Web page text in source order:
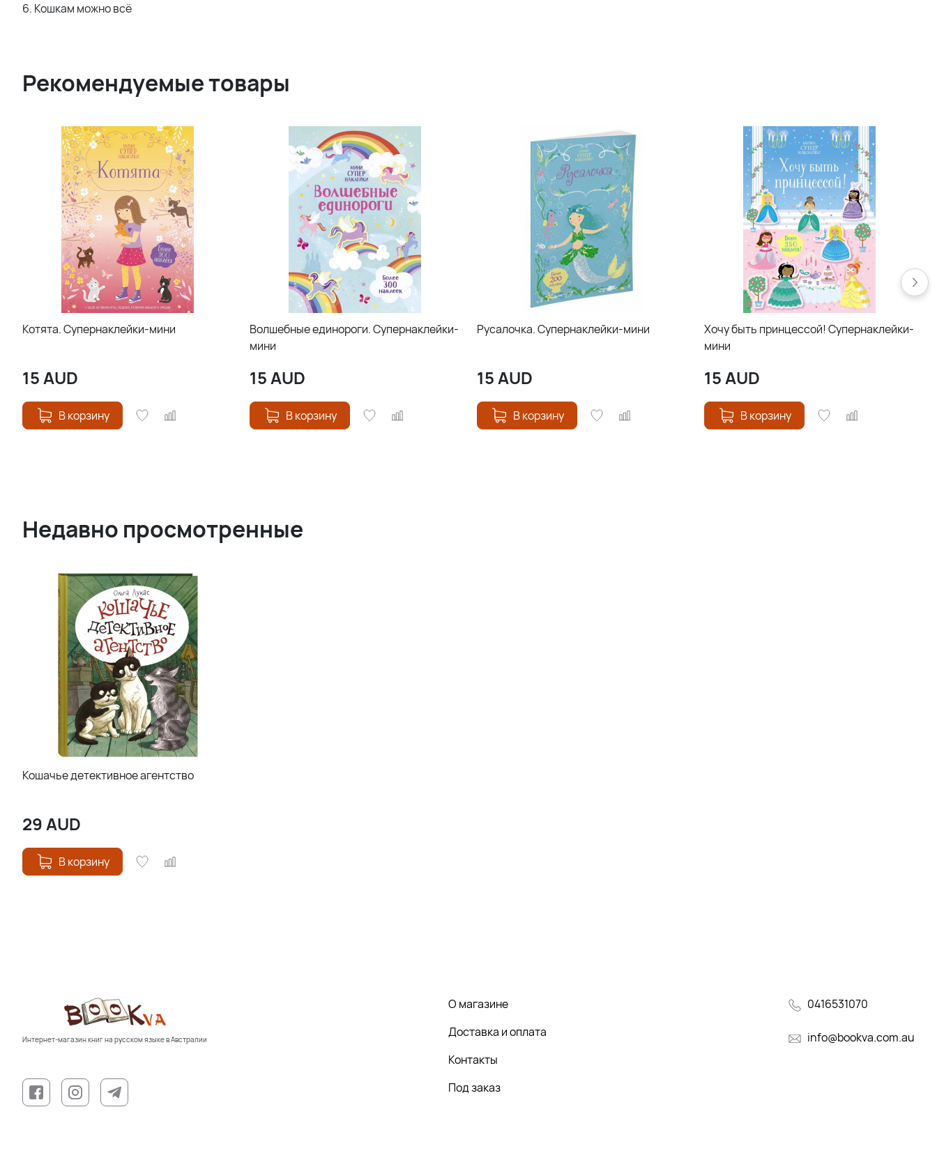
6. Кошкам можно всё
Рекомендуемые товары
Котята. Супернаклейки-мини
15AUD
В корзину
Волшебные единороги. Супернаклейки-
мини
15AUD
В корзину
Русалочка. Супернаклейки-мини
15AUD
В корзину
Хочу быть принцессой! Супернаклейки-
мини
15AUD
В корзину
Недавно просмотренные
Кошачье детективное агентство
29AUD
В корзину
Интернет-магазин книг на русском языке в Австралии
О магазине
Доставка и оплата
Контакты
Под заказ
0416531070
info@bookva.com.au